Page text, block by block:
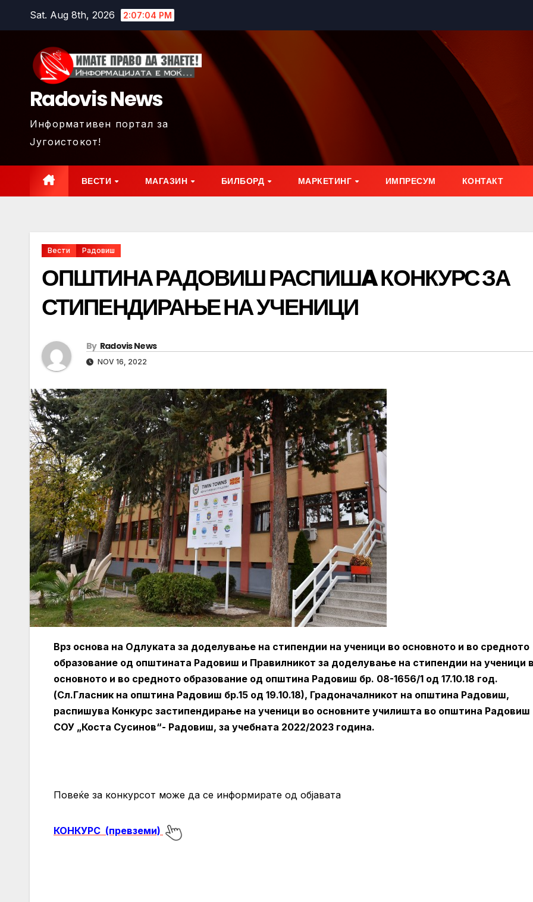
Sat. Aug 8th, 2026 2:07:06 PM
Radovis News
Информативен портал за
Југоистокот!
ВЕСТИ МАГАЗИН БИЛБОРД МАРКЕТИНГ ИМПРЕСУМ КОНТАКТ
Вести Радовиш
ОПШТИНА РАДОВИШ РАСПИШA КОНКУРС ЗА
СТИПЕНДИРАЊЕ НА УЧЕНИЦИ
By Radovis News
NOV 16, 2022
Врз основа на Одлуката за доделување на стипендии на ученици во основното и во средното
образование од општината Радовиш и Правилникот за доделување на стипендии на ученици
основното и во средното образование од општина Радовиш бр. 08-1656/1 од 17.10.18 год.
(Сл.Гласник на општина Радовиш бр.15 од 19.10.18), Градоначалникот на општина Радовиш,
распишува Конкурс застипендирање на ученици во основните училишта во општина Радовиш
СОУ „Коста Сусинов“- Радовиш, за учебната 2022/2023 година.
Повеќе за конкурсот може да се информирате од објавата
КОНКУРС (превземи)